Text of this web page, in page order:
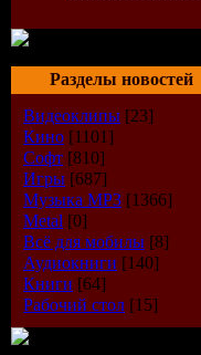
Разделы новостей
Видеоклипы [23]
Кино [1101]
Софт [810]
Игры [687]
Музыка МР3 [1366]
Metal [0]
Всё для мобилы [8]
Аудиокниги [140]
Книги [64]
Рабочий стол [15]